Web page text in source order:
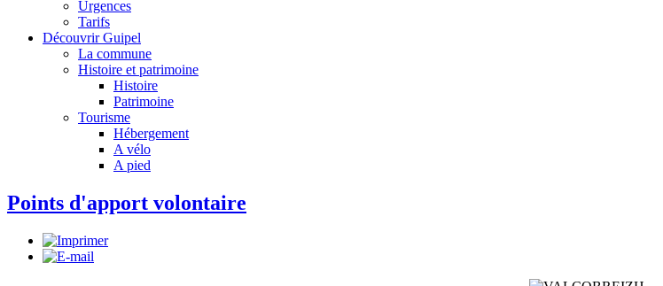
Urgences
Tarifs
Découvrir Guipel
La commune
Histoire et patrimoine
Histoire
Patrimoine
Tourisme
Hébergement
A vélo
A pied
Points d'apport volontaire